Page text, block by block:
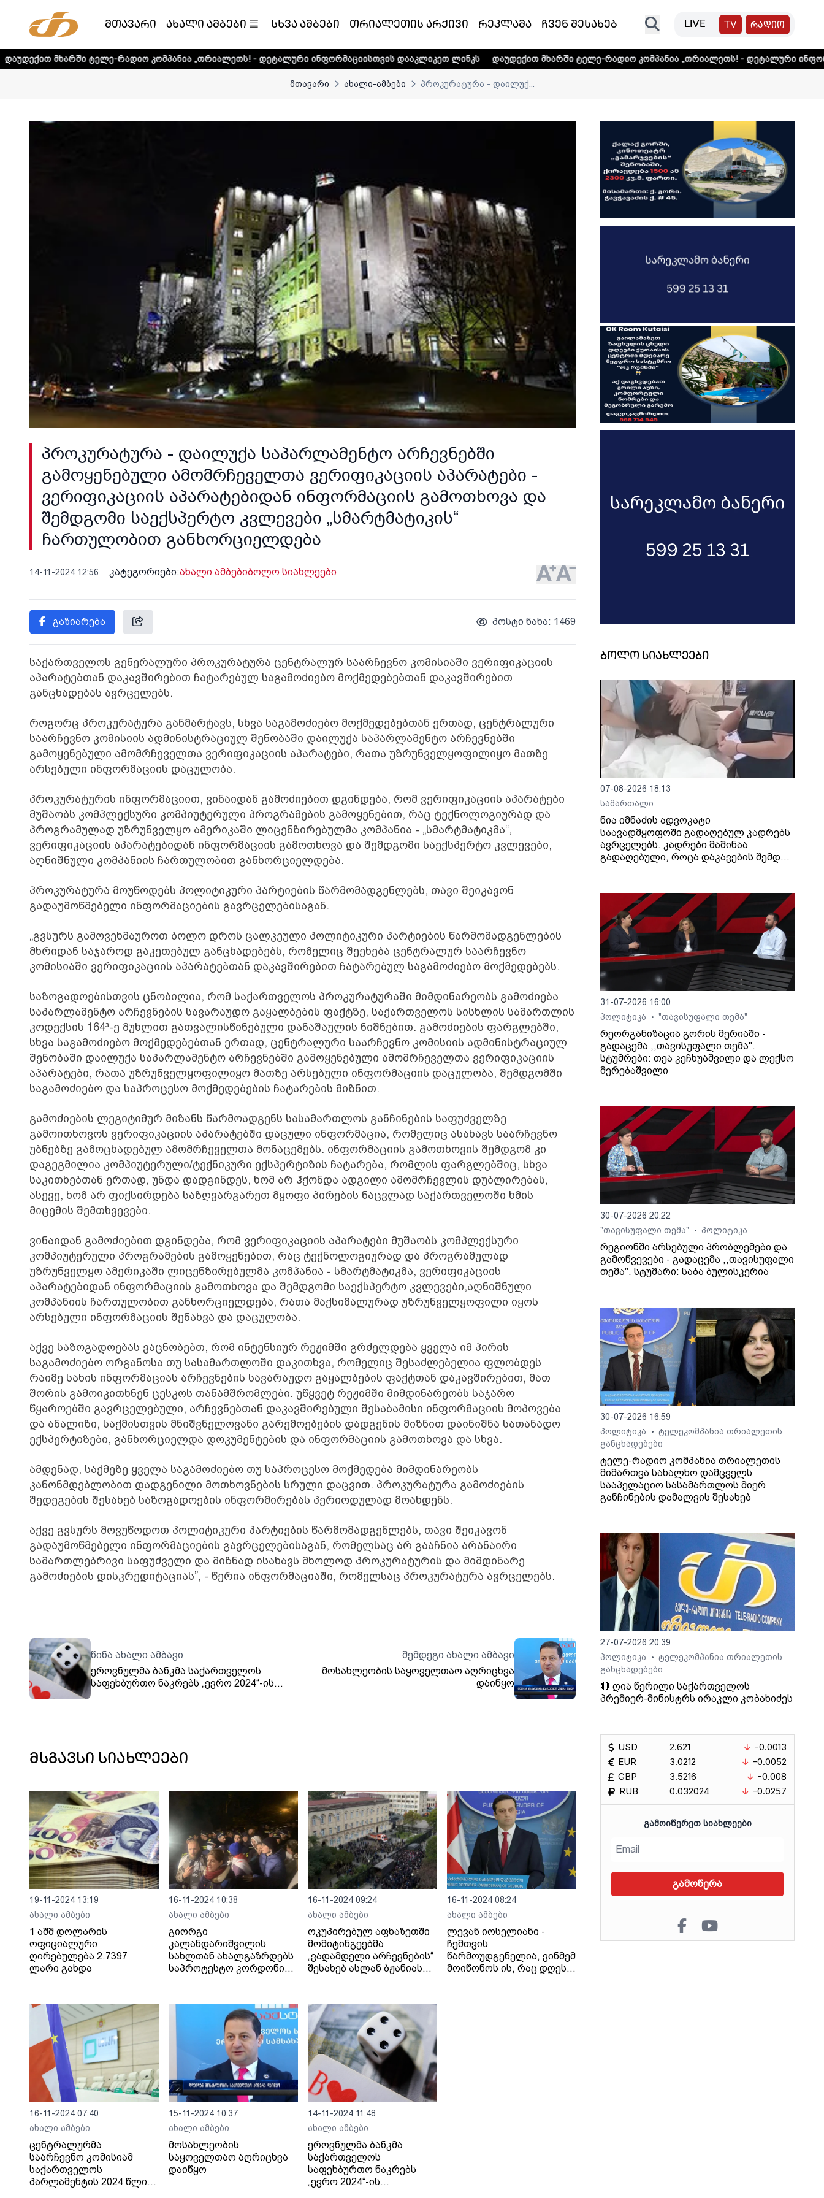
მთავარი ახალი ამბები სხვა ამბები თრიალეთის არქივი რეკლამა ჩვენ შესახებ LIVE TV რადიო
ტელე-რადიო კომპანია „თრიალეთს! - დეტალური ინფორმაციისთვის დააკლიკეთ ლინკს დაუდექით მხარში ტელე-რადიო კომპანია „თრიალეთს! - დეტალური ინფორმაციისთვის
მთავარი ახალი-ამბები პროკურატურა - დაილუქ...
პროკურატურა - დაილუქა საპარლამენტო არჩევნებში
გამოყენებული ამომრჩეველთა ვერიფიკაციის აპარატები -
ვერიფიკაციის აპარატებიდან ინფორმაციის გამოთხოვა და
შემდგომი საექსპერტო კვლევები „სმარტმატიკის“
ჩართულობით განხორციელდება
14-11-2024 12:56 კატეგორიები:ახალი ამბებიბოლო სიახლეები
გაზიარება პოსტი ნახა: 1469
საქართველოს გენერალური პროკურატურა ცენტრალურ საარჩევნო კომისიაში ვერიფიკაციის
აპარატებთან დაკავშირებით ჩატარებულ საგამოძიებო მოქმედებებთან დაკავშირებით
განცხადებას ავრცელებს.
როგორც პროკურატურა განმარტავს, სხვა საგამოძიებო მოქმედებებთან ერთად, ცენტრალური
საარჩევნო კომისიის ადმინისტრაციულ შენობაში დაილუქა საპარლამენტო არჩევნებში
გამოყენებული ამომრჩეველთა ვერიფიკაციის აპარატები, რათა უზრუნველყოფილიყო მათზე
არსებული ინფორმაციის დაცულობა.
პროკურატურის ინფორმაციით, ვინაიდან გამოძიებით დგინდება, რომ ვერიფიკაციის აპარატები
მუშაობს კომპლექსური კომპიუტერული პროგრამების გამოყენებით, რაც ტექნოლოგიურად და
პროგრამულად უზრუნველყო ამერიკაში ლიცენზირებულმა კომპანია - „სმარტმატიკმა“,
ვერიფიკაციის აპარატებიდან ინფორმაციის გამოთხოვა და შემდგომი საექსპერტო კვლევები,
აღნიშნული კომპანიის ჩართულობით განხორციელდება.
პროკურატურა მოუწოდებს პოლიტიკური პარტიების წარმომადგენლებს, თავი შეიკავონ
გადაუმოწმებელი ინფორმაციების გავრცელებისაგან.
„გვსურს გამოვეხმაუროთ ბოლო დროს ცალკეული პოლიტიკური პარტიების წარმომადგენლების
მხრიდან საჯაროდ გაკეთებულ განცხადებებს, რომელიც შეეხება ცენტრალურ საარჩევნო
კომისიაში ვერიფიკაციის აპარატებთან დაკავშირებით ჩატარებულ საგამოძიებო მოქმედებებს.
საზოგადოებისთვის ცნობილია, რომ საქართველოს პროკურატურაში მიმდინარეობს გამოძიება
საპარლამენტო არჩევნების სავარაუდო გაყალბების ფაქტზე, საქართველოს სისხლის სამართლის
კოდექსის 164³-ე მუხლით გათვალისწინებული დანაშაულის ნიშნებით. გამოძიების ფარგლებში,
სხვა საგამოძიებო მოქმედებებთან ერთად, ცენტრალური საარჩევნო კომისიის ადმინისტრაციულ
შენობაში დაილუქა საპარლამენტო არჩევნებში გამოყენებული ამომრჩეველთა ვერიფიკაციის
აპარატები, რათა უზრუნველყოფილიყო მათზე არსებული ინფორმაციის დაცულობა, შემდგომში
საგამოძიებო და საპროცესო მოქმედებების ჩატარების მიზნით.
გამოძიების ლეგიტიმურ მიზანს წარმოადგენს სასამართლოს განჩინების საფუძველზე
გამოითხოვოს ვერიფიკაციის აპარატებში დაცული ინფორმაცია, რომელიც ასახავს საარჩევნო
უბნებზე გამოცხადებულ ამომრჩეველთა მონაცემებს. ინფორმაციის გამოთხოვის შემდგომ კი
დაგეგმილია კომპიუტერული/ტექნიკური ექსპერტიზის ჩატარება, რომლის ფარგლებშიც, სხვა
საკითხებთან ერთად, უნდა დადგინდეს, ხომ არ ჰქონდა ადგილი ამომრჩევლის დუბლირებას,
ასევე, ხომ არ ფიქსირდება საზღვარგარეთ მყოფი პირების ნაცვლად საქართველოში ხმის
მიცემის შემთხვევები.
ვინაიდან გამოძიებით დგინდება, რომ ვერიფიკაციის აპარატები მუშაობს კომპლექსური
კომპიუტერული პროგრამების გამოყენებით, რაც ტექნოლოგიურად და პროგრამულად
უზრუნველყო ამერიკაში ლიცენზირებულმა კომპანია - სმარტმატიკმა, ვერიფიკაციის
აპარატებიდან ინფორმაციის გამოთხოვა და შემდგომი საექსპერტო კვლევები,აღნიშნული
კომპანიის ჩართულობით განხორციელდება, რათა მაქსიმალურად უზრუნველყოფილი იყოს
არსებული ინფორმაციის შენახვა და დაცულობა.
აქვე საზოგადოებას ვაცნობებთ, რომ ინტენსიურ რეჟიმში გრძელდება ყველა იმ პირის
საგამოძიებო ორგანოსა თუ სასამართლოში დაკითხვა, რომელიც შესაძლებელია ფლობდეს
რაიმე სახის ინფორმაციას არჩევნების სავარაუდო გაყალბების ფაქტთან დაკავშირებით, მათ
შორის გამოიკითხნენ ცესკოს თანამშრომლები. უწყვეტ რეჟიმში მიმდინარეობს საჯარო
წყაროებში გავრცელებული, არჩევნებთან დაკავშირებული შესაბამისი ინფორმაციის მოპოვება
და ანალიზი, საქმისთვის მნიშვნელოვანი გარემოებების დადგენის მიზნით დაინიშნა სათანადო
ექსპერტიზები, განხორციელდა დოკუმენტების და ინფორმაციის გამოთხოვა და სხვა.
ამდენად, საქმეზე ყველა საგამოძიებო თუ საპროცესო მოქმედება მიმდინარეობს
კანონმდებლობით დადგენილი მოთხოვნების სრული დაცვით. პროკურატურა გამოძიების
შედეგების შესახებ საზოგადოების ინფორმირებას პერიოდულად მოახდენს.
აქვე გვსურს მოვუწოდოთ პოლიტიკური პარტიების წარმომადგენლებს, თავი შეიკავონ
გადაუმოწმებელი ინფორმაციების გავრცელებისაგან, რომელსაც არ გააჩნია არანაირი
სამართლებრივი საფუძველი და მიზნად ისახავს მხოლოდ პროკურატურის და მიმდინარე
გამოძიების დისკრედიტაციას”, - წერია ინფორმაციაში, რომელსაც პროკურატურა ავრცელებს.
წინა ახალი ამბავი
ეროვნულმა ბანკმა საქართველოს
საფეხბურთო ნაკრებს „ევრო 2024“-ის
შემდეგი ახალი ამბავი
მოსახლეობის საყოველთაო აღრიცხვა
დაიწყო
მსგავსი სიახლეები
19-11-2024 13:19
ახალი ამბები
1 აშშ დოლარის
ოფიციალური
ღირებულება 2.7397
ლარი გახდა
16-11-2024 10:38
ახალი ამბები
გიორგი
კალანდარიშვილის
სახლთან ახალგაზრდებს
საპროტესტო კორდონი
ადგილიდან გაყვანას
16-11-2024 09:24
ახალი ამბები
ოკუპირებულ აფხაზეთში
მომიტინგეებმა
„ვადამდელი არჩევნების“
შესახებ ასლან ბჟანიას
16-11-2024 08:24
ახალი ამბები
ლევან იოსელიანი -
ჩემთვის
წარმოუდგენელია, ვინმემ
მოიწონოს ის, რაც დღეს
16-11-2024 07:40
ახალი ამბები
ცენტრალურმა
საარჩევნო კომისიამ
საქართველოს
პარლამენტის 2024 წლის
15-11-2024 10:37
ახალი ამბები
მოსახლეობის
საყოველთაო აღრიცხვა
დაიწყო
14-11-2024 11:48
ახალი ამბები
ეროვნულმა ბანკმა
საქართველოს
საფეხბურთო ნაკრებს
„ევრო 2024“-ის
ბოლო სიახლეები
07-08-2026 18:13
სამართალი
ნია იმნაძის ადვოკატი
საავადმყოფოში გადაღებულ კადრებს
ავრცელებს. კადრები მაშინაა
გადაღებული, როცა დაკავების შემდეგ
31-07-2026 16:00
პოლიტიკა
• "თავისუფალი თემა"
რეორგანიზაცია გორის მერიაში -
გადაცემა ,,თავისუფალი თემა".
სტუმრები: თეა კეჩხუაშვილი და ლექსო
მერებაშვილი
30-07-2026 20:22
"თავისუფალი თემა"
• პოლიტიკა
რეგიონში არსებული პრობლემები და
გამოწვევები - გადაცემა ,,თავისუფალი
თემა". სტუმარი: საბა ბულისკერია
30-07-2026 16:59
პოლიტიკა
•
ტელეკომპანია თრიალეთის
განცხადებები
ტელე-რადიო კომპანია თრიალეთის
მიმართვა სახალხო დამცველს
სააპელაციო სასამართლოს მიერ
განჩინების დამალვის შესახებ
27-07-2026 20:39
პოლიტიკა
•
ტელეკომპანია თრიალეთის
განცხადებები
🔴 ღია წერილი საქართველოს
პრემიერ-მინისტრს ირაკლი კობახიძეს
USD
EUR
GBP
RUB
2.621
3.0212
3.5216
0.032024
-0.0013
-0.0052
-0.008
-0.0257
ᲒᲐᲛᲝᲘᲬᲔᲠᲔᲗ ᲡᲘᲐᲮᲚᲔᲔᲑᲘ
გამოწერა